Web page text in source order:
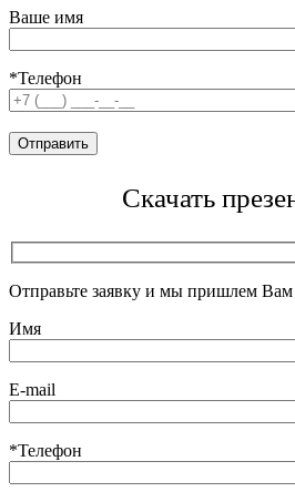
Ваше имя
*Телефон
Скачать
Отправьте заявку и мы пришлем Вам
Имя
E-mail
*Телефон